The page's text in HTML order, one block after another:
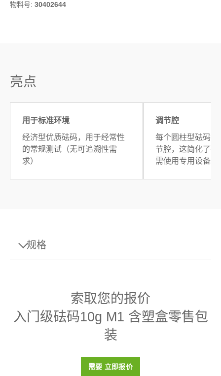
物料号: 30402644
亮点
用于标准环境
经济型优质砝码，用于经常性
的常规测试（无可追溯性需
求）
调节腔
每个圆柱型砝码都
节腔，这简化了砝
需使用专用设备。
规格
7950 (± 140) kg/m3
磁化率X < 0.8
否
塑料盒（包括在内）
索取您的报价
入门级砝码10g M1 含塑盒零售包
装
需要 立即报价